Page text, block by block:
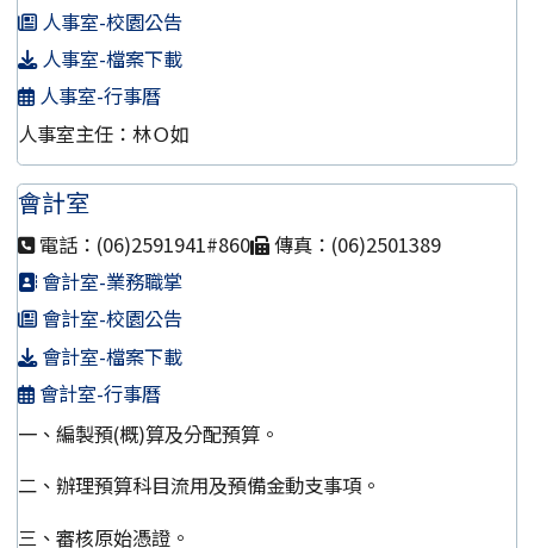
人事室-校園公告
人事室-檔案下載
人事室-行事曆
人事室主任：林Ｏ如
會計室
電話：(06)2591941#860
傳真：(06)2501389
會計室-業務職掌
會計室-校園公告
會計室-檔案下載
會計室-行事曆
一、編製預(概)算及分配預算。
二、辦理預算科目流用及預備金動支事項。
三、審核原始憑證。